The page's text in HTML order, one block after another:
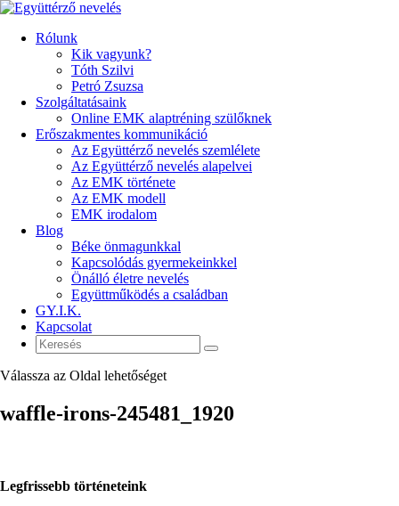
Rólunk
Kik vagyunk?
Tóth Szilvi
Petró Zsuzsa
Szolgáltatásaink
Online EMK alaptréning szülőknek
Erőszakmentes kommunikáció
Az Együttérző nevelés szemlélete
Az Együttérző nevelés alapelvei
Az EMK története
Az EMK modell
EMK irodalom
Blog
Béke önmagunkkal
Kapcsolódás gyermekeinkkel
Önálló életre nevelés
Együttműködés a családban
GY.I.K.
Kapcsolat
Válassza az Oldal lehetőséget
waffle-irons-245481_1920
Legfrissebb történeteink